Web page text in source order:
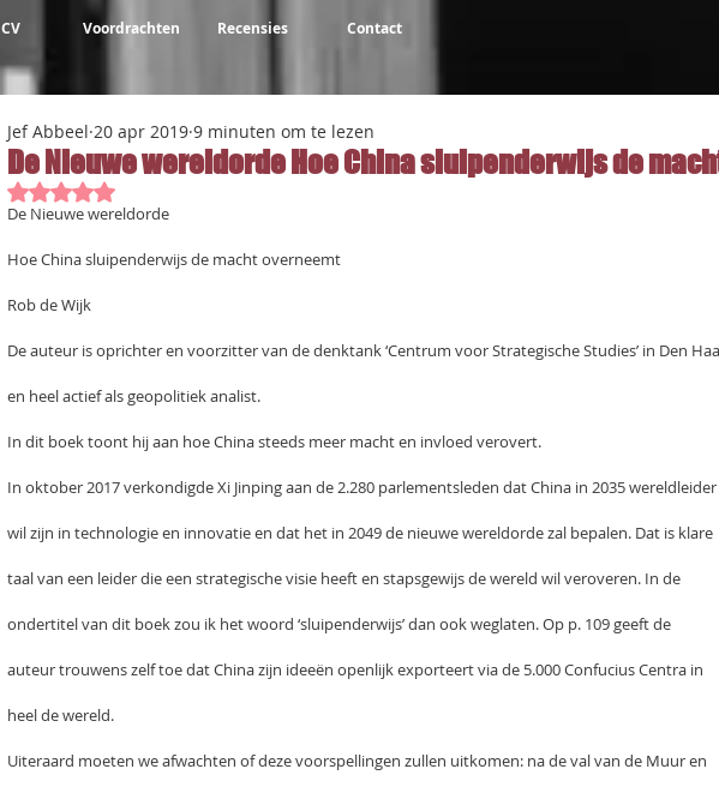
CV Voordrachten Recensies Contact
De Nieuwe wereldorde Hoe China sluipenderwijs de
Jef Abbeel 20 apr 2019 9 minuten om te lezen
Beoordeeld met NaN uit 5 sterren.
De Nieuwe wereldorde
Hoe China sluipenderwijs de macht overneemt
Rob de Wijk
De auteur is oprichter en voorzitter van de denktank ‘Centrum voor Strategische Studies’ in Den
en heel actief als geopolitiek analist.
In dit boek toont hij aan hoe China steeds meer macht en invloed verovert.
In oktober 2017 verkondigde Xi Jinping aan de 2.280 parlementsleden dat China in 2035 wereldleider
wil zijn in technologie en innovatie en dat het in 2049 de nieuwe wereldorde zal bepalen. Dat is klare
taal van een leider die een strategische visie heeft en stapsgewijs de wereld wil veroveren. In de
ondertitel van dit boek zou ik het woord ‘sluipenderwijs’ dan ook weglaten. Op p. 109 geeft de
auteur trouwens zelf toe dat China zijn ideeën openlijk exporteert via de 5.000 Confucius Centra in
heel de wereld.
Uiteraard moeten we afwachten of deze voorspellingen zullen uitkomen: na de val van de Muur en